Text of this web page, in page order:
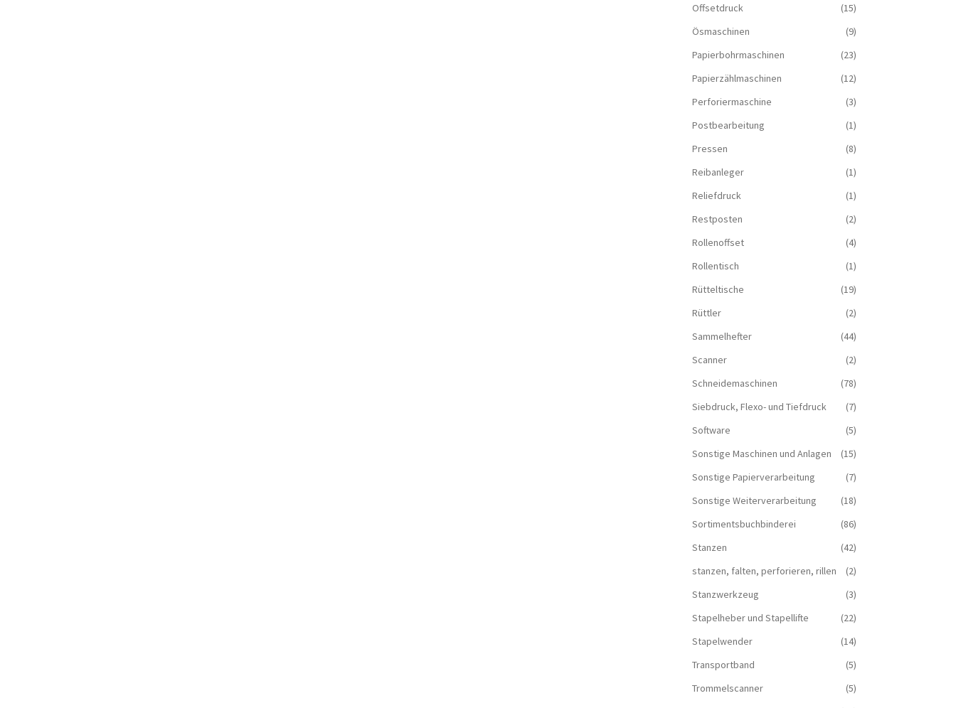
Offsetdruck
(15)
Ösmaschinen
(9)
Papierbohrmaschinen
(23)
Papierzählmaschinen
(12)
Perforiermaschine
(3)
Postbearbeitung
(1)
Pressen
(8)
Reibanleger
(1)
Reliefdruck
(1)
Restposten
(2)
Rollenoffset
(4)
Rollentisch
(1)
Rütteltische
(19)
Rüttler
(2)
Sammelhefter
(44)
Scanner
(2)
Schneidemaschinen
(78)
Siebdruck, Flexo- und Tiefdruck
(7)
Software
(5)
Sonstige Maschinen und Anlagen
(15)
Sonstige Papierverarbeitung
(7)
Sonstige Weiterverarbeitung
(18)
Sortimentsbuchbinderei
(86)
Stanzen
(42)
stanzen, falten, perforieren, rillen
(2)
Stanzwerkzeug
(3)
Stapelheber und Stapellifte
(22)
Stapelwender
(14)
Transportband
(5)
Trommelscanner
(5)